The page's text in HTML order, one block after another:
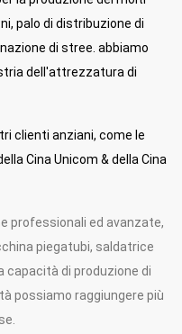
230 230
palo di distribuzione di
di stree. abbiamo
dell'attrezzatura di
clienti anziani, come le
Cina Unicom & della Cina
professionali ed avanzate,
piegatubi, saldatrice
capacità di produzione di
possiamo raggiungere più